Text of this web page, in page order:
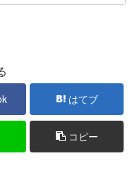
はてブ
コピー